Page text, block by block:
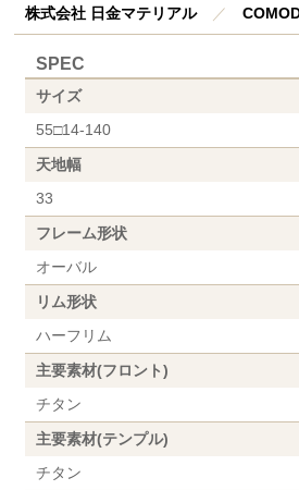
株式会社 日金マテリアル／
SPEC
サイズ
55□14-140
天地幅
33
フレーム形状
オーバル
リム形状
ハーフリム
主要素材(フロント)
チタン
主要素材(テンプル)
チタン